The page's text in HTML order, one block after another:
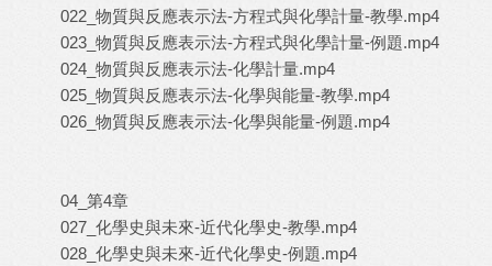
022_物質與反應表示法-方程式與化學計量-教學.mp4
023_物質與反應表示法-方程式與化學計量-例題.mp4
024_物質與反應表示法-化學計量.mp4
025_物質與反應表示法-化學與能量-教學.mp4
026_物質與反應表示法-化學與能量-例題.mp4
04_第4章
027_化學史與未來-近代化學史-教學.mp4
028_化學史與未來-近代化學史-例題.mp4